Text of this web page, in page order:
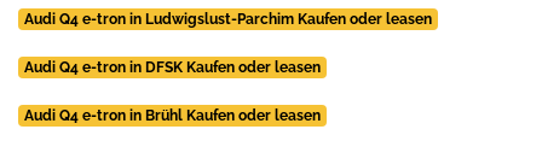
Audi Q4 e-tron in Ludwigslust-Parchim Kaufen oder leasen
Audi Q4 e-tron in DFSK Kaufen oder leasen
Audi Q4 e-tron in Brühl Kaufen oder leasen